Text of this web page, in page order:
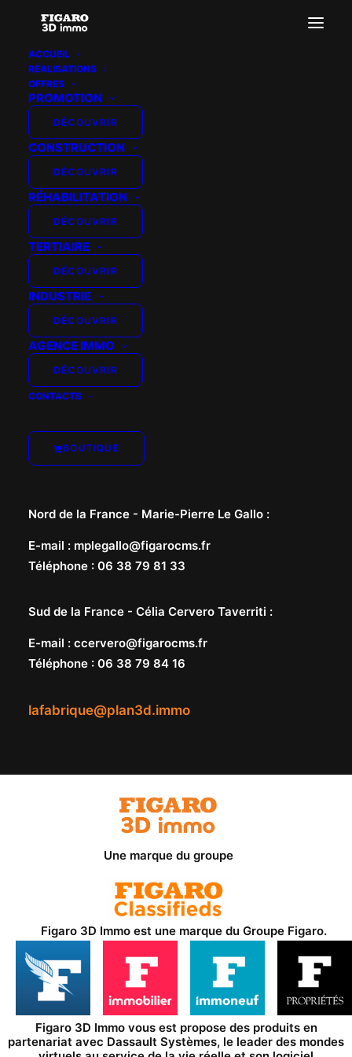
ACCUEIL
RÉALISATIONS
OFFRES
PROMOTION
DÉCOUVRIR
CONSTRUCTION
DÉCOUVRIR
RÉHABILITATION
DÉCOUVRIR
TERTIAIRE
DÉCOUVRIR
INDUSTRIE
DÉCOUVRIR
AGENCE IMMO
DÉCOUVRIR
CONTACTS
BOUTIQUE
Accueil PERSPECTIVE MAISON
lafabrique@plan3d.immo
Nord de la France - Marie-Pierre Le Gallo :
E-mail : mplegallo@figarocms.fr
Téléphone : 06 38 79 81 33
Sud de la France - Célia Cervero Taverriti :
E-mail : ccervero@figarocms.fr
Téléphone : 06 38 79 84 16
Une marque du groupe
Figaro 3D Immo est une marque du Groupe Figaro.
Figaro 3D Immo vous est propose des produits en
partenariat avec Dassault Systèmes, le leader des mondes